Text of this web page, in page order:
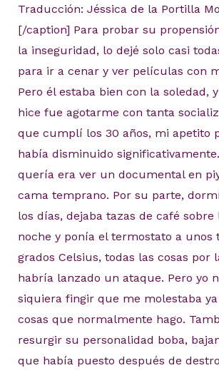
Traducción: Jéssica de la Portilla
[/caption] Para probar su
la inseguridad, lo dejé solo casi
para ir a cenar y ver películas con
Pero él estaba bien con la soledad,
hice fue agotarme con tanta
que cumplí los 30 años, mi apetito
había disminuido
quería era ver un documental en
cama temprano. Por su parte,
los días, dejaba tazas de café sobre
noche y ponía el termostato a unos
grados Celsius, todas las cosas por
habría lanzado un ataque. Pero yo
siquiera fingir que me molestaba
cosas que normalmente hago.
resurgir su personalidad boba,
que había puesto después de